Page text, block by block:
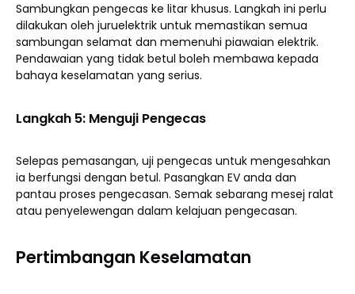
Sambungkan pengecas ke litar khusus. Langkah ini perlu
dilakukan oleh juruelektrik untuk memastikan semua
sambungan selamat dan memenuhi piawaian elektrik.
Pendawaian yang tidak betul boleh membawa kepada
bahaya keselamatan yang serius.
Langkah 5: Menguji Pengecas
Selepas pemasangan, uji pengecas untuk mengesahkan
ia berfungsi dengan betul. Pasangkan EV anda dan
pantau proses pengecasan. Semak sebarang mesej ralat
atau penyelewengan dalam kelajuan pengecasan.
Pertimbangan Keselamatan